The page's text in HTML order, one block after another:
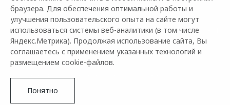
Горячая линия OMODA: +7 (484) 277-77-71
© 2026 Авто Град Калуга
браузера. Для обеспечения оптимальной работы и
улучшения пользовательского опыта на сайте могут
использоваться системы веб-аналитики (в том числе
Яндекс.Метрика). Продолжая использование сайта, Вы
соглашаетесь с применением указанных технологий и
размещением cookie-файлов.
Понятно